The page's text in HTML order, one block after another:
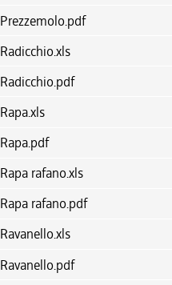
Prezzemolo.pdf
Radicchio.xls
Radicchio.pdf
Rapa.xls
Rapa.pdf
Rapa rafano.xls
Rapa rafano.pdf
Ravanello.xls
Ravanello.pdf